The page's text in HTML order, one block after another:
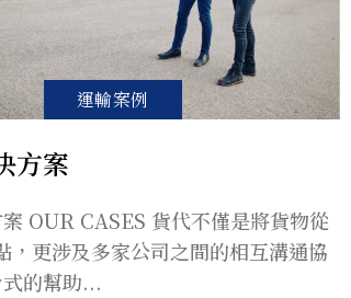
運輸案例
方案
OUR CASES 貨代不僅是將貨物從
，更涉及多家公司之間的相互溝通協
的幫助...